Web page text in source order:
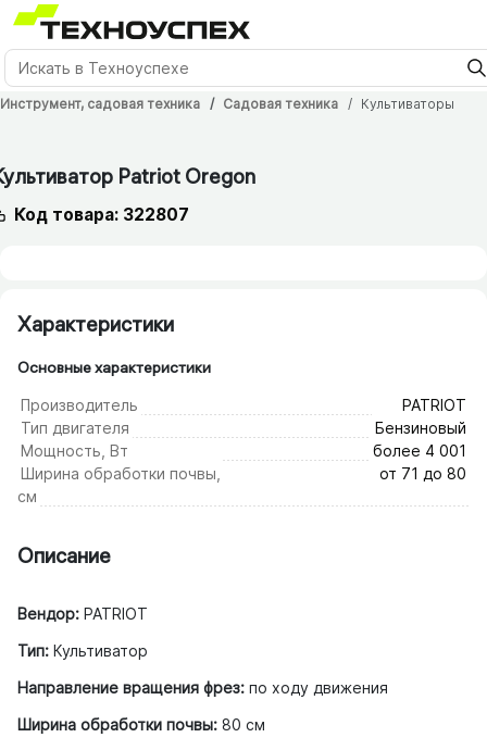
Инструмент, садовая техника Садовая техника Культиваторы
Patriot Oregon
Код товара: 322807
Характеристики
Основные характеристики
Производитель
PATRIOT
Тип двигателя
Бензиновый
Мощность, Вт
более 4 001
Ширина обработки почвы,
см
от 71 до 80
Описание
Вендор: PATRIOT
Тип: Культиватор
Направление вращения фрез: по ходу движения
Ширина обработки почвы: 80 см